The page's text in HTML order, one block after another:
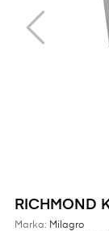
RICHMOND
Marka: Milagro